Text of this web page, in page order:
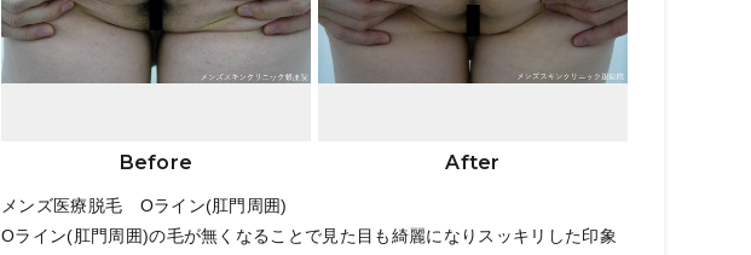
Before After
メンズ医療脱毛 Oライン(肛門周囲)
Oライン(肛門周囲)の毛が無くなることで見た目も綺麗になりスッキリした印象